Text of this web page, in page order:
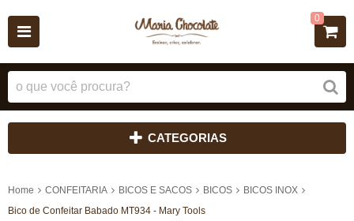
0
CATEGORIAS
Home CONFEITARIA BICOS E SACOS BICOS
BICOS INOX
Bico de Confeitar Babado MT934 - Mary Tools